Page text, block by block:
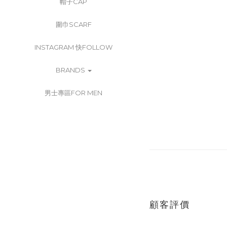
圍巾SCARF
INSTAGRAM 快FOLLOW
BRANDS
男士專區FOR MEN
顧客評價